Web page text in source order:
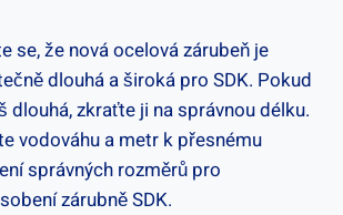
se, že nová ocelová zárubeň je
dlouhá a široká pro SDK. Pokud
dlouhá, zkraťte ji na správnou délku.
vodováhu a metr k přesnému
správných rozměrů pro
zárubně SDK.